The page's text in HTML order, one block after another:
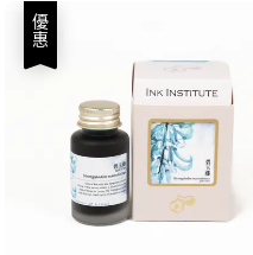
優惠